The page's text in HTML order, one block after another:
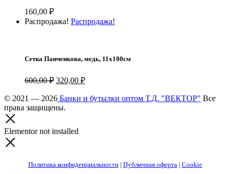
160,00 ₽
Распродажа! Распродажа!
Сетка Панченкова, медь, 11х100см
600,00₽ Первоначальная
составляла
600,00 ₽.
320,00 ₽Текущая
320,00 ₽.
© 2021 — 2026 Банки и бутылки оптом Т.Д. "ВЕКТОР" Все
права защищены.
Elementor not installed
Политика конфиденциальности| Публичная оферта| Cookie